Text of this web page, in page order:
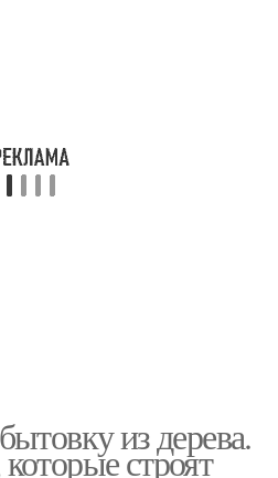
из дерева.
строят